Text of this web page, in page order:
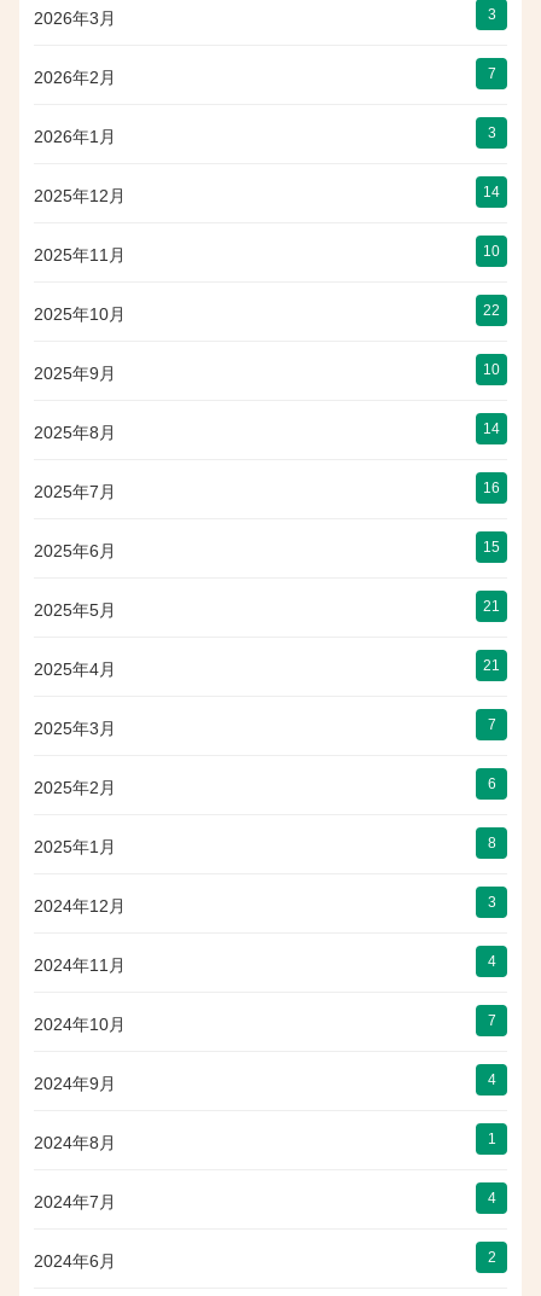
2026年3月 3
2026年2月 7
2026年1月 3
2025年12月 14
2025年11月 10
2025年10月 22
2025年9月 10
2025年8月 14
2025年7月 16
2025年6月 15
2025年5月 21
2025年4月 21
2025年3月 7
2025年2月 6
2025年1月 8
2024年12月 3
2024年11月 4
2024年10月 7
2024年9月 4
2024年8月 1
2024年7月 4
2024年6月 2